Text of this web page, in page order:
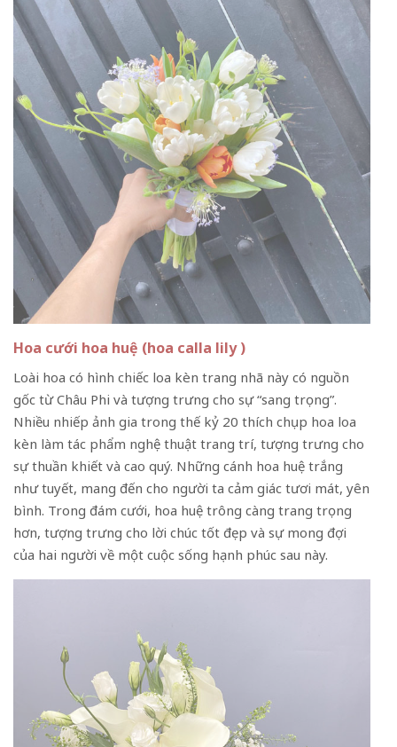
Hoa cưới hoa huệ (hoa calla lily )
Loài hoa có hình chiếc loa kèn trang nhã này có nguồn
gốc từ Châu Phi và tượng trưng cho sự “sang trọng”.
Nhiều nhiếp ảnh gia trong thế kỷ 20 thích chụp hoa loa
kèn làm tác phẩm nghệ thuật trang trí, tượng trưng cho
sự thuần khiết và cao quý. Những cánh hoa huệ trắng
như tuyết, mang đến cho người ta cảm giác tươi mát, yên
bình. Trong đám cưới, hoa huệ trông càng trang trọng
hơn, tượng trưng cho lời chúc tốt đẹp và sự mong đợi
của hai người về một cuộc sống hạnh phúc sau này.